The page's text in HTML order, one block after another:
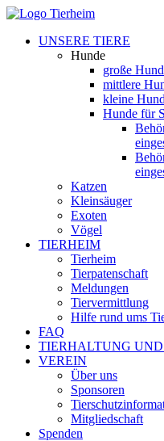
UNSERE TIERE
Hunde
große
mittlere
kleine
Hunde für
Katzen
Kleinsäuger
Exoten
Vögel
TIERHEIM
Tierheim
Tierpatenschaft
Meldungen
Tiervermittlung
Hilfe rund ums
FAQ
TIERHALTUNG
VEREIN
Über uns
Sponsoren
Mitgliedschaft
Spenden